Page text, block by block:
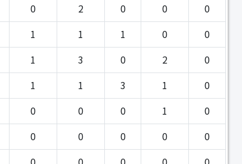
0 2 0 0 0
1 1 1 0 0
1 3 0 2 0
1 1 3 1 0
0 0 0 1 0
0 0 0 0 0